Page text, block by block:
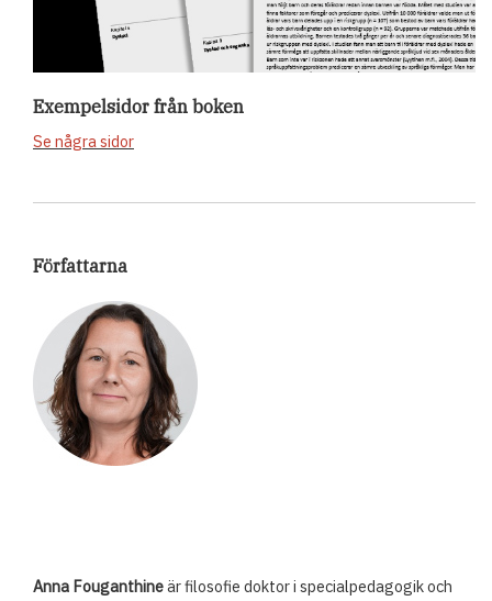
Exempelsidor från boken
Se några sidor
Författarna
Anna Fouganthineär filosofie doktor i specialpedagogik och